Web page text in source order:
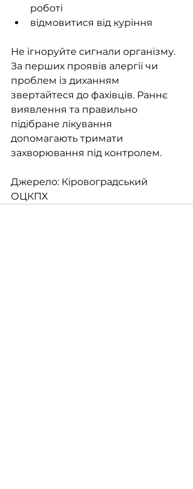
роботі
відмовитися від куріння
Не ігноруйте сигнали організму.
За перших проявів алергії чи
проблем із диханням
звертайтеся до фахівців. Раннє
виявлення та правильно
підібране лікування
допомагають тримати
захворювання під контролем.
Джерело: Кіровоградський
ОЦКПХ